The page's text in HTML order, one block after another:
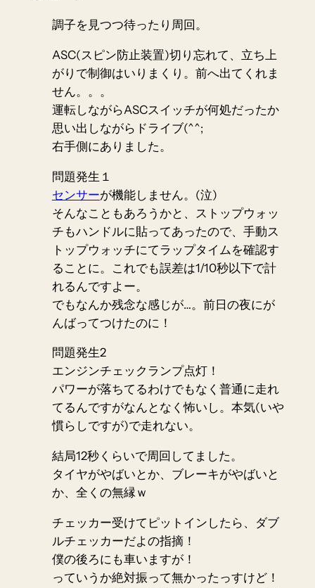
調子を見つつ待ったり周回。
ASC(スピン防止装置)切り忘れて、立ち上
がりで制御はいりまくり。前へ出てくれま
せん。。。
運転しながらASCスイッチが何処だったか
思い出しながらドライブ(^^;
右手側にありました。
問題発生１
センサーが機能しません。(泣)
そんなこともあろうかと、ストップウォッ
チもハンドルに貼ってあったので、手動ス
トップウォッチにてラップタイムを確認す
ることに。これでも誤差は1/10秒以下で計
れるんですよー。
でもなんか残念な感じが…。前日の夜にが
んばってつけたのに！
問題発生2
エンジンチェックランプ点灯！
パワーが落ちてるわけでもなく普通に走れ
てるんですがなんとなく怖いし。本気(いや
慣らしですが)で走れない。
結局12秒くらいで周回してました。
タイヤがやばいとか、ブレーキがやばいと
か、全くの無縁ｗ
チェッカー受けてピットインしたら、ダブ
ルチェッカーだよの指摘！
僕の後ろにも車いますが！
っていうか絶対振って無かったっすけど！